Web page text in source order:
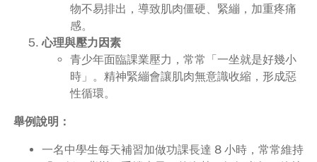
物不易排出，導致肌肉僵硬、緊繃，加重疼痛
感。
心理與壓力因素
青少年面臨課業壓力，常常「一坐就是好幾小
時」。精神緊繃會讓肌肉無意識收縮，形成惡
性循環。
舉例說明：
一名中學生每天補習加做功課長達 8 小時，常常維持